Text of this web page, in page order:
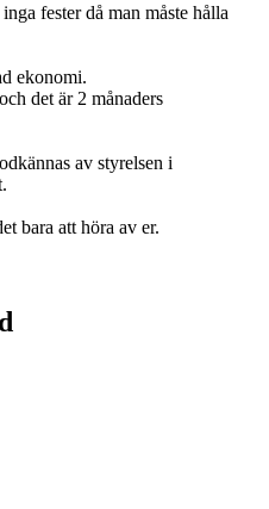
fester då man måste hålla
ekonomi.
det är 2 månaders
av styrelsen i
bara att höra av er.